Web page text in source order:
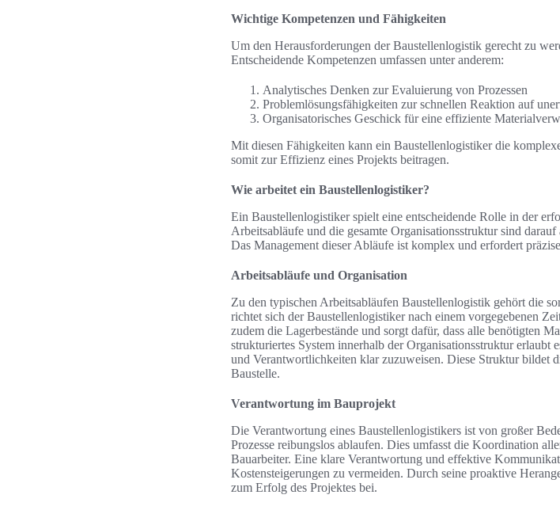
Wichtige Kompetenzen und Fähigkeiten
Um den Herausforderungen der Baustellenlogistik gerecht zu
Entscheidende Kompetenzen umfassen unter anderem:
Analytisches Denken zur Evaluierung von Prozessen
Problemlösungsfähigkeiten zur schnellen Reaktion auf
Organisatorisches Geschick für eine effiziente
Mit diesen Fähigkeiten kann ein Baustellenlogistiker die
somit zur Effizienz eines Projekts beitragen.
Wie arbeitet ein Baustellenlogistiker?
Ein Baustellenlogistiker spielt eine entscheidende Rolle in der
Arbeitsabläufe und die gesamte Organisationsstruktur sind
Das Management dieser Abläufe ist komplex und erfordert
Arbeitsabläufe und Organisation
Zu den typischen Arbeitsabläufen Baustellenlogistik gehört die
richtet sich der Baustellenlogistiker nach einem vorgegebenen
zudem die Lagerbestände und sorgt dafür, dass alle benötigten
strukturiertes System innerhalb der Organisationsstruktur erlaubt
und Verantwortlichkeiten klar zuzuweisen. Diese Struktur bildet
Baustelle.
Verantwortung im Bauprojekt
Die Verantwortung eines Baustellenlogistikers ist von großer
Prozesse reibungslos ablaufen. Dies umfasst die Koordination
Bauarbeiter. Eine klare Verantwortung und effektive
Kostensteigerungen zu vermeiden. Durch seine proaktive
zum Erfolg des Projektes bei.